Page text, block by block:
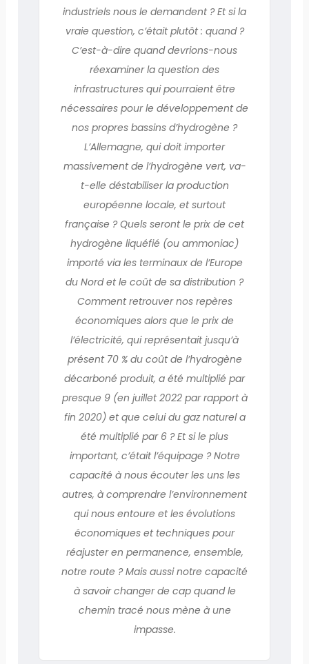
industriels nous le demandent ? Et si la
vraie question, c’était plutôt : quand ?
C’est-à-dire quand devrions-nous
réexaminer la question des
infrastructures qui pourraient être
nécessaires pour le développement de
nos propres bassins d’hydrogène ?
L’Allemagne, qui doit importer
massivement de l’hydrogène vert, va-
t-elle déstabiliser la production
européenne locale, et surtout
française ? Quels seront le prix de cet
hydrogène liquéfié (ou ammoniac)
importé via les terminaux de l’Europe
du Nord et le coût de sa distribution ?
Comment retrouver nos repères
économiques alors que le prix de
l’électricité, qui représentait jusqu’à
présent 70 % du coût de l’hydrogène
décarboné produit, a été multiplié par
presque 9 (en juillet 2022 par rapport à
fin 2020) et que celui du gaz naturel a
été multiplié par 6 ? Et si le plus
important, c’était l’équipage ? Notre
capacité à nous écouter les uns les
autres, à comprendre l’environnement
qui nous entoure et les évolutions
économiques et techniques pour
réajuster en permanence, ensemble,
notre route ? Mais aussi notre capacité
à savoir changer de cap quand le
chemin tracé nous mène à une
impasse.